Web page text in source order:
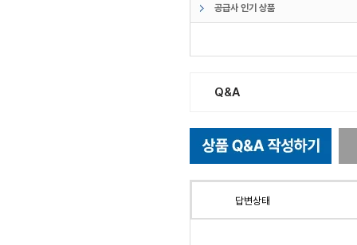
공급사 인기 상품
Q&A
답변상태